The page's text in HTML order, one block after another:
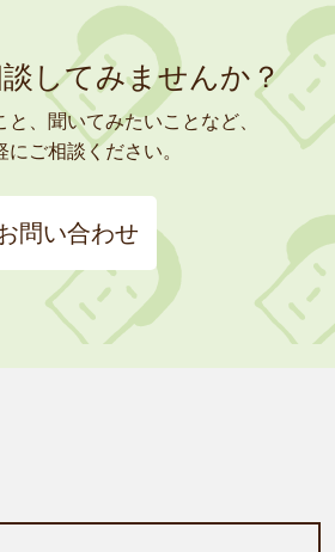
してみませんか？
、聞いてみたいことなど、
にご相談ください。
問い合わせ